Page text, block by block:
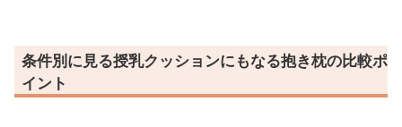
条件別に見る授乳クッションにもなる抱き枕の比較ポ
イント